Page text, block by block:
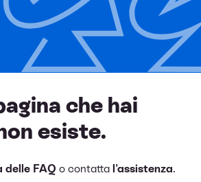
che hai
esiste.
delle FAQ o contatta l'assistenza.